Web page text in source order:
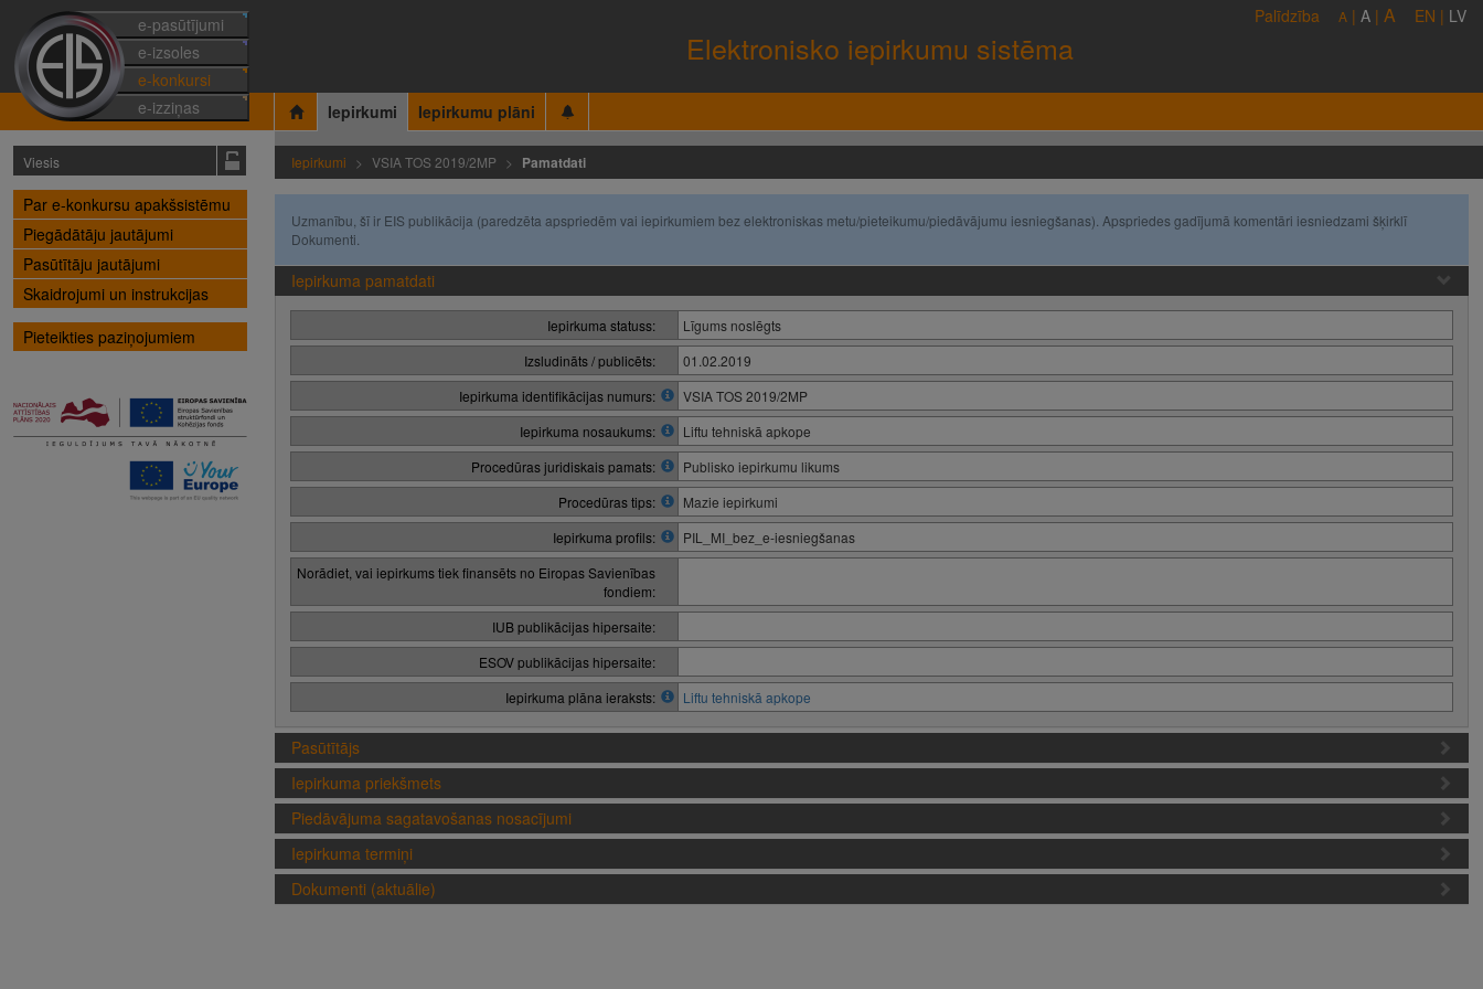
e-pasūtījumi
e-izsoles
e-konkursi
e-izziņas
Elektronisko iepirkumu sistēma
Palīdzība A | A | A EN | LV
Iepirkumi Iepirkumu plāni
Viesis
Par e-konkursu apakšsistēmu
Piegādātāju jautājumi
Pasūtītāju jautājumi
Skaidrojumi un instrukcijas
Pieteikties paziņojumiem
Iepirkumi VSIA TOS 2019/2MP Pamatdati
Uzmanību, šī ir EIS publikācija (paredzēta apspriedēm vai iepirkumiem bez elektroniskas metu/pieteikumu/piedāvājumu iesniegšanas). Apspriedes gadījumā komentāri iesniedzami šķirklī
Dokumenti.
Iepirkuma pamatdati
Iepirkuma statuss:
Līgums noslēgts
Izsludināts / publicēts:
01.02.2019
Iepirkuma identifikācijas numurs:
VSIA TOS 2019/2MP
Iepirkuma nosaukums:
Liftu tehniskā apkope
Procedūras juridiskais pamats:
Publisko iepirkumu likums
Procedūras tips:
Mazie iepirkumi
Iepirkuma profils:
PIL_MI_bez_e-iesniegšanas
Norādiet, vai iepirkums tiek finansēts no Eiropas Savienības
fondiem:
IUB publikācijas hipersaite:
ESOV publikācijas hipersaite:
Iepirkuma plāna ieraksts:
Liftu tehniskā apkope
Pasūtītājs
Iepirkuma priekšmets
Piedāvājuma sagatavošanas nosacījumi
Iepirkuma termiņi
Dokumenti (aktuālie)